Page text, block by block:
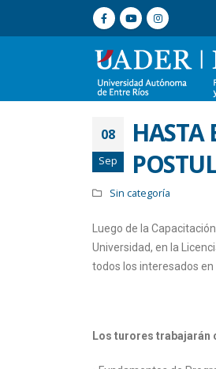
08
Sep
HASTA
Sin categoría
Luego de la
Universidad, en la
todos los interesados
Los turores trabajarán